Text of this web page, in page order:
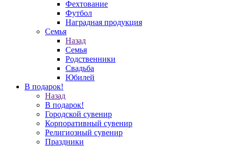
Фехтование
Футбол
Наградная продукция
Семья
Назад
Семья
Родственники
Свадьба
Юбилей
В подарок!
Назад
В подарок!
Городской сувенир
Корпоративный сувенир
Религиозный сувенир
Праздники